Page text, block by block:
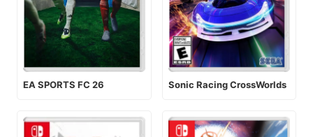
EA SPORTS FC 26 Sonic Racing CrossWorlds